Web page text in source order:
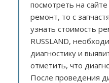
посмотреть на
ремонт, то с
узнать стоимость
RUSSLAND,
диагностику и
отметить, что
После проведения